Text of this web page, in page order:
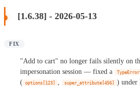
[1.6.38] - 2026-05-13
FIX
"Add to cart" no longer fails silently on
impersonation session — fixed a
TypeError
( options[123] super_attribute[456]
) under